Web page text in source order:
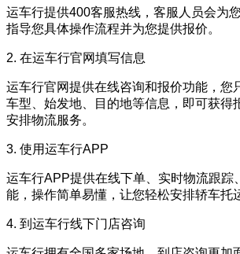
运车行提供400客服热线，客服人员会为
指导您具体操作流程并为您提供报价。
2. 在运车行官网填写信息
运车行官网提供在线咨询和报价功能，您
车型、始发地、目的地等信息，即可获得
安排物流服务。
3. 使用运车行APP
运车行APP提供在线下单、实时物流跟踪
能，操作简单易懂，让您轻松安排轿车托
4. 到运车行线下门店咨询